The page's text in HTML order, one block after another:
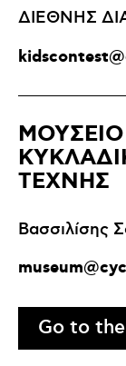
ΔΙΕΘΝΗΣ
ΜΟΥΣΕΙΟ
ΤΕΧΝΗΣ
Βασσιλίσης
Go to